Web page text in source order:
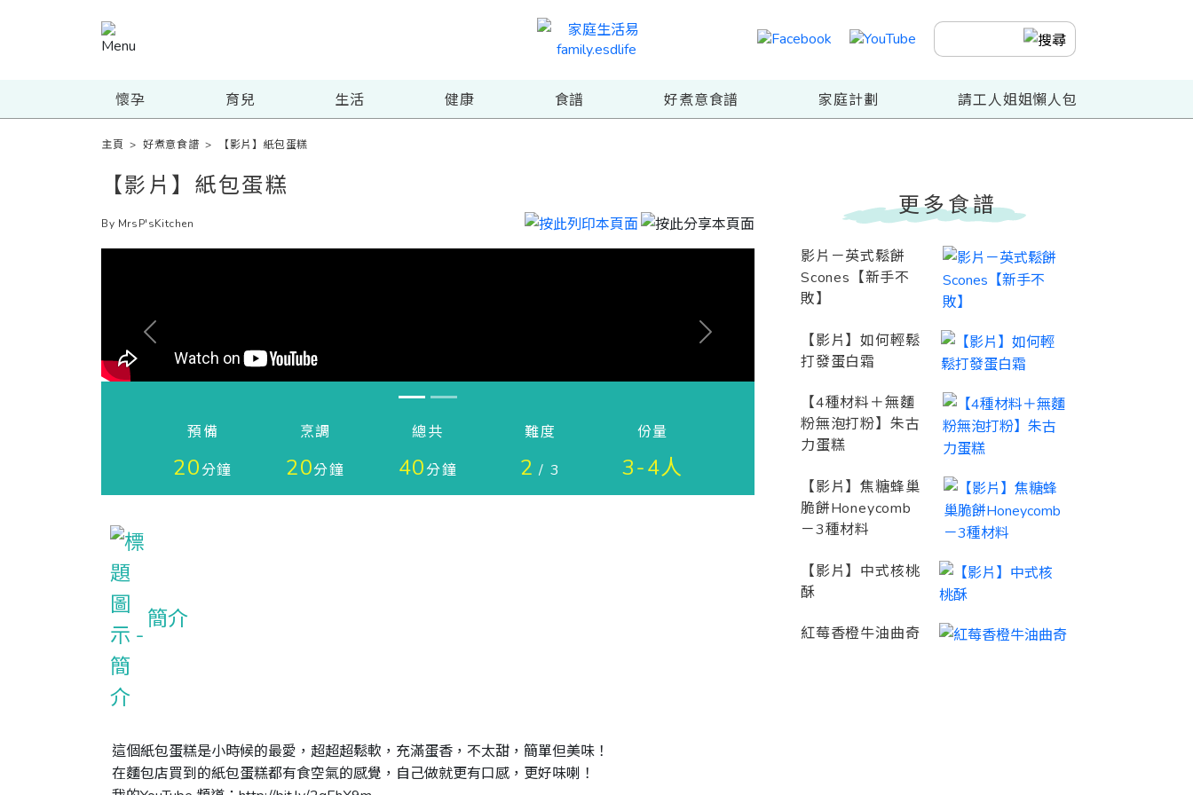
懷孕 育兒 生活 健康 食譜 好煮意食譜 家庭計劃 請工人姐姐懶人包
主頁 >好煮意食譜 > 【影片】紙包蛋糕
【影片】紙包蛋糕
By MrsP'sKitchen
Previous Next
預備
20分鐘
烹調
20分鐘
總共
40分鐘
難度
2 / 3
份量
3-4人
簡介
這個紙包蛋糕是小時候的最愛，超超超鬆軟，充滿蛋香，不太甜，簡單但美味！
在麵包店買到的紙包蛋糕都有食空氣的感覺，自己做就更有口感，更好味喇！
更多食譜
影片－英式鬆餅
Scones【新手不
敗】
【影片】如何輕鬆
打發蛋白霜
【4種材料＋無麵
粉無泡打粉】朱古
力蛋糕
【影片】焦糖蜂巢
脆餅Honeycomb
－3種材料
【影片】中式核桃
酥
紅莓香橙牛油曲奇